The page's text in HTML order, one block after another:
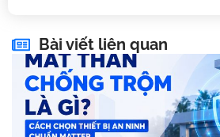
Bài viết liên quan